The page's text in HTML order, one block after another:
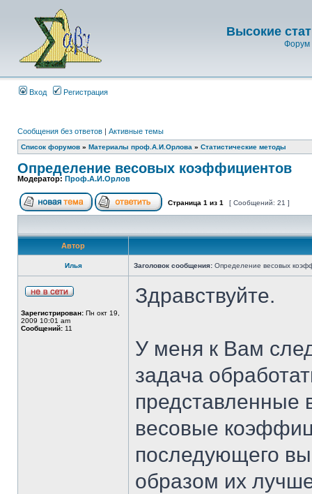
Высокие
Форум
Вход Регистрация
Сообщения без ответов | Активные темы
Список форумов » Материалы проф.А.И.Орлова » Статистические методы
Определение весовых коэффициентов
Модератор: Проф.А.И.Орлов
Страница 1 из 1 [ Сообщений: 21 ]
Автор
Илья Заголовок сообщения: Определение весовых
Зарегистрирован: Пн окт 19,
2009 10:01 am
Сообщений: 11
Здравствуйте.
У меня к Вам
задача
представленные
весовые
последующего
образом их